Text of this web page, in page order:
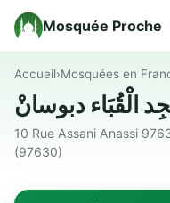
Mosquée Proche
Accueil›Mosquées en
10 Rue Assani Anassi
(97630)